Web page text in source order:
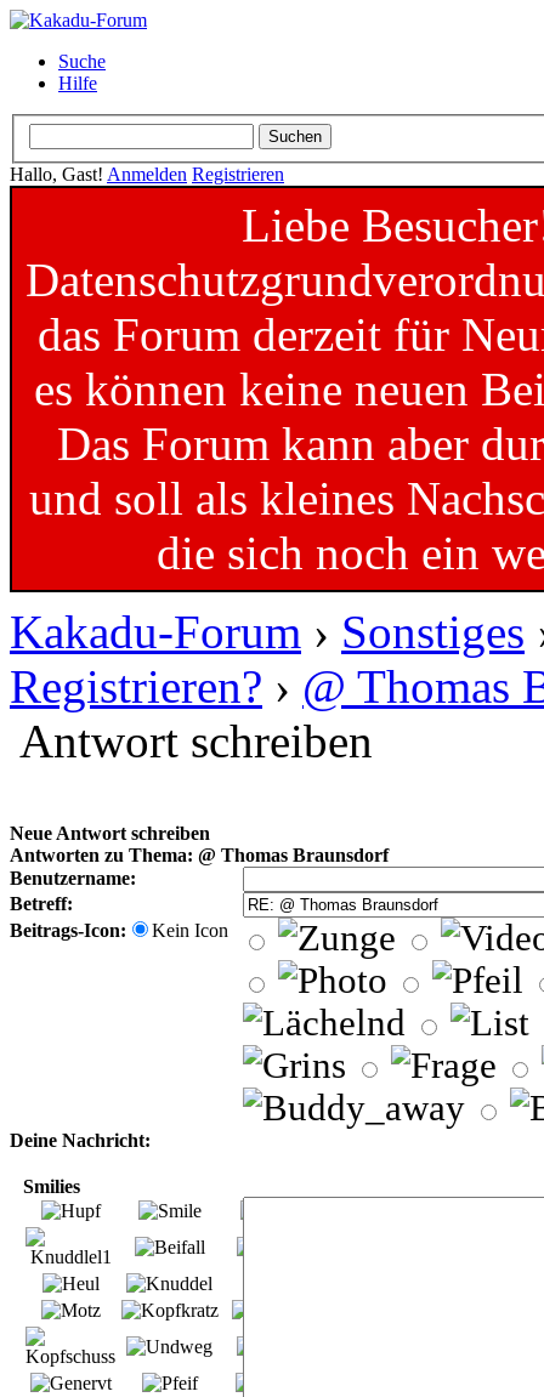
Suche
Hilfe
Hallo, Gast! Anmelden Registrieren
Liebe
das Forum derzeit für
es können keine neuen
Das Forum kann aber
und soll als kleines
die sich noch ein
Kakadu-Forum › Sonstiges
Registrieren? › @ Thomas
Antwort schreiben
Neue Antwort schreiben
Antworten zu Thema: @ Thomas Braunsdorf
Benutzername:
Betreff:
Beitrags-Icon:
Kein Icon
Deine Nachricht:
Smilies